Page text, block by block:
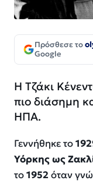
Πρόσθεσε το
Google
Η Τζάκι
πιο διάσημη
ΗΠΑ.
Γεννήθηκε το
Υόρκης ως
το1952 όταν